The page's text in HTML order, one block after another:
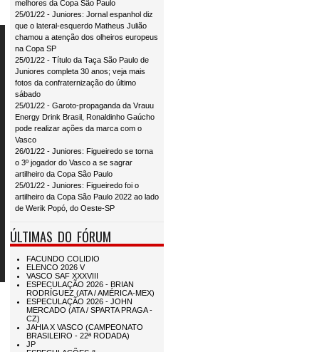
melhores da Copa São Paulo
25/01/22 - Juniores: Jornal espanhol diz
que o lateral-esquerdo Matheus Julião
chamou a atenção dos olheiros europeus
na Copa SP
25/01/22 - Título da Taça São Paulo de
Juniores completa 30 anos; veja mais
fotos da confraternização do último
sábado
25/01/22 - Garoto-propaganda da Vrauu
Energy Drink Brasil, Ronaldinho Gaúcho
pode realizar ações da marca com o
Vasco
26/01/22 - Juniores: Figueiredo se torna
o 3º jogador do Vasco a se sagrar
artilheiro da Copa São Paulo
25/01/22 - Juniores: Figueiredo foi o
artilheiro da Copa São Paulo 2022 ao lado
de Werik Popó, do Oeste-SP
ÚLTIMAS DO FÓRUM